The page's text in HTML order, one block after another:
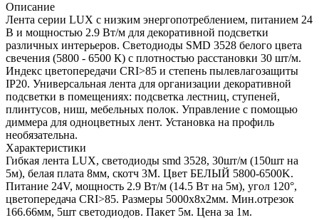
Описание
Лента серии LUX с низким энергопотреблением, питанием 24
В и мощностью 2.9 Вт/м для декоративной подсветки
различных интерьеров. Светодиоды SMD 3528 белого цвета
свечения (5800 - 6500 К) с плотностью расстановки 30 шт/м.
Индекс цветопередачи CRI>85 и степень пылевлагозащиты
IP20. Универсальная лента для организации декоративной
подсветки в помещениях: подсветка лестниц, ступеней,
плинтусов, ниш, мебельных полок. Управление с помощью
диммера для одноцветных лент. Установка на профиль
необязательна.
Характеристики
Гибкая лента LUX, светодиоды smd 3528, 30шт/м (150шт на
5м), белая плата 8мм, скотч 3М. Цвет БЕЛЫЙ 5800-6500K.
Питание 24V, мощность 2.9 Вт/м (14.5 Вт на 5м), угол 120°,
цветопередача CRI>85. Размеры 5000х8x2мм. Мин.отрезок
166.66мм, 5шт светодиодов. Пакет 5м. Цена за 1м.